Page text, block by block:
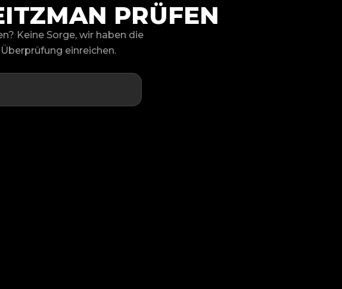
PRÜFEN
Keine Sorge, wir haben die
einreichen.